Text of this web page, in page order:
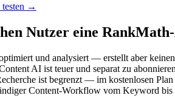
→
Nutzer eine
und analysiert — erstellt aber
AI ist teuer und separat zu
ist begrenzt — im kostenlosen Plan
Content-Workflow vom Keyword bis